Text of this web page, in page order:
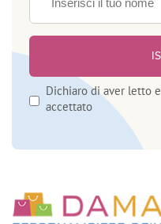
Dichiaro di aver letto e
accettato